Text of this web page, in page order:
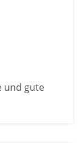
und gute